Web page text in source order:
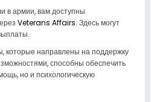
в армии, вам доступны
Veterans Affairs. Здесь могут
которые направлены на поддержку
способны обеспечить
но и психологическую